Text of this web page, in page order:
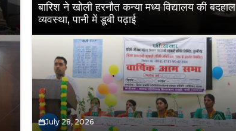
बारिश ने खोली हरनौत कन्या मध्य विद्यालय की बदहाल
व्यवस्था, पानी में डूबी पढ़ाई
July 28, 2026